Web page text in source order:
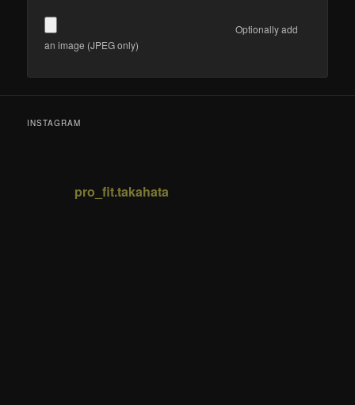
Optionally add
an image (JPEG only)
INSTAGRAM
pro_fit.takahata